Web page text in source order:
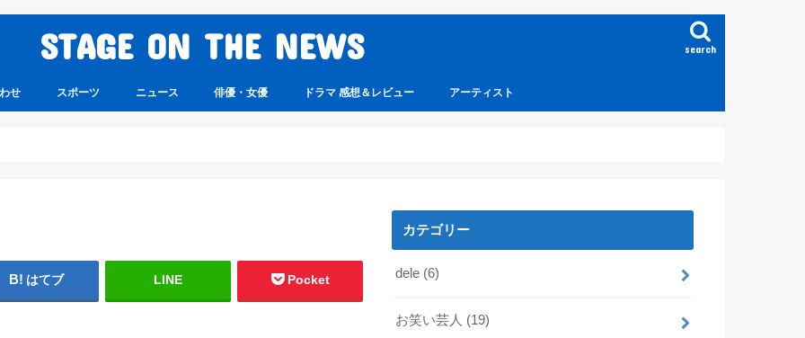
STAGE ON THE NEWS search
せ スポーツ ニュース 俳優・女優 ドラマ 感想＆レビュー アーティスト
はてブ LINE Pocket
カテゴリー
dele (6)
お笑い芸人 (19)